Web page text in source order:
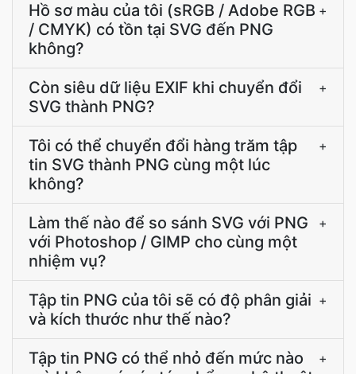
Hồ sơ màu của tôi (sRGB / Adobe RGB
/ CMYK) có tồn tại SVG đến PNG
không?
+
Còn siêu dữ liệu EXIF khi chuyển đổi
SVG thành PNG?
+
Tôi có thể chuyển đổi hàng trăm tập
tin SVG thành PNG cùng một lúc
không?
+
Làm thế nào để so sánh SVG với PNG
với Photoshop / GIMP cho cùng một
nhiệm vụ?
+
Tập tin PNG của tôi sẽ có độ phân giải
và kích thước như thế nào?
+
Tập tin PNG có thể nhỏ đến mức nào
+